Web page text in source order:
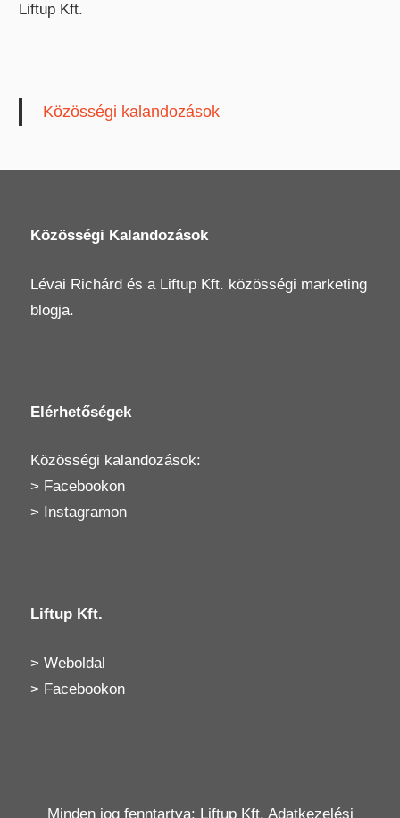
Liftup Kft.
Közösségi kalandozások
Közösségi Kalandozások
Lévai Richárd és a Liftup Kft. közösségi marketing
blogja.
Elérhetőségek
Közösségi kalandozások:
> Facebookon
> Instagramon
Liftup Kft.
> Weboldal
> Facebookon
Minden jog fenntartva: Liftup Kft. Adatkezelési